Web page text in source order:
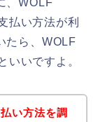
、WOLF
払い方法が利
たら、WOLF
いいですよ。
い方法を調